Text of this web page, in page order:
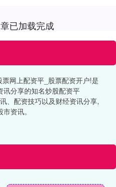
已加载完成
网上配资平_股票配资开户!是
讯分享的知名炒股配资平
、配资技巧以及财经资讯分享,
资讯。